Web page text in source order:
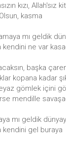
kızı, Allah'sız
kasma
mı geldik
kendini ne var
başka
kopana kadar
gömlek içini
mendille
mı geldik
kendini gel buraya